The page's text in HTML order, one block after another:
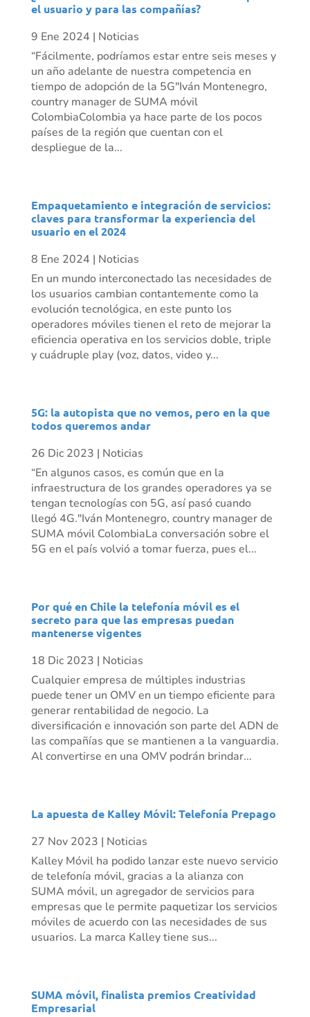
el usuario y para las compañías?
9 Ene 2024 | Noticias
“Fácilmente, podríamos estar entre seis meses y
un año adelante de nuestra competencia en
tiempo de adopción de la 5G"Iván Montenegro,
country manager de SUMA móvil
ColombiaColombia ya hace parte de los pocos
países de la región que cuentan con el
despliegue de la...
Empaquetamiento e integración de servicios:
claves para transformar la experiencia del
usuario en el 2024
8 Ene 2024 | Noticias
En un mundo interconectado las necesidades de
los usuarios cambian contantemente como la
evolución tecnológica, en este punto los
operadores móviles tienen el reto de mejorar la
eficiencia operativa en los servicios doble, triple
y cuádruple play (voz, datos, video y...
5G: la autopista que no vemos, pero en la que
todos queremos andar
26 Dic 2023 | Noticias
“En algunos casos, es común que en la
infraestructura de los grandes operadores ya se
tengan tecnologías con 5G, así pasó cuando
llegó 4G."Iván Montenegro, country manager de
SUMA móvil ColombiaLa conversación sobre el
5G en el país volvió a tomar fuerza, pues el...
Por qué en Chile la telefonía móvil es el
secreto para que las empresas puedan
mantenerse vigentes
18 Dic 2023 | Noticias
Cualquier empresa de múltiples industrias
puede tener un OMV en un tiempo eficiente para
generar rentabilidad de negocio. La
diversificación e innovación son parte del ADN de
las compañías que se mantienen a la vanguardia.
Al convertirse en una OMV podrán brindar...
La apuesta de Kalley Móvil: Telefonía Prepago
27 Nov 2023 | Noticias
Kalley Móvil ha podido lanzar este nuevo servicio
de telefonía móvil, gracias a la alianza con
SUMA móvil, un agregador de servicios para
empresas que le permite paquetizar los servicios
móviles de acuerdo con las necesidades de sus
usuarios. La marca Kalley tiene sus...
SUMA móvil, finalista premios Creatividad
Empresarial